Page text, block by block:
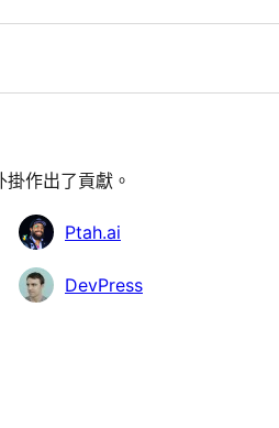
作出了貢獻。
Ptah.ai
DevPress